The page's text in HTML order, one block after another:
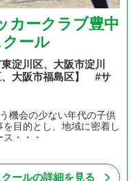
カークラブ豊中
ール
淀川区、大阪市淀川
、大阪市福島区】 #サ
機会の少ない年代の子供
目的とし、地域に密着し
・・・
クールの詳細を見る